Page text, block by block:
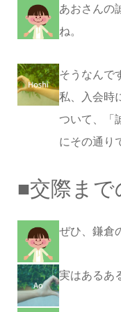
あおさんの
ね。
そうなんで
私、入会時
ついて、「
にその通り
■交際まで
ぜひ、鎌倉
実はあるあ